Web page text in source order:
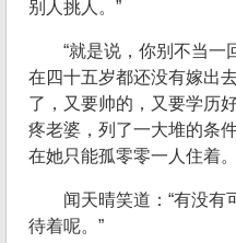
别人挑人。”
“就是说，你别不当一
在四十五岁都还没有嫁出
了，又要帅的，又要学历
疼老婆，列了一大堆的条
在她只能孤零零一人住着
闻天晴笑道：“有没有
待着呢。”